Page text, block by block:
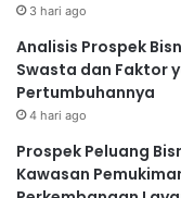
3 hari ago
Analisis Prospek
Swasta dan Faktor
Pertumbuhannya
4 hari ago
Prospek Peluang
Kawasan